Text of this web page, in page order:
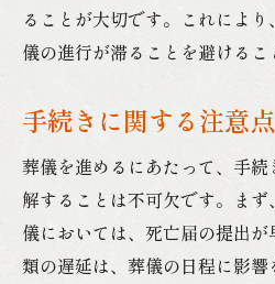
ることが大切です。これによ
儀の進行が滞ることを避けるこ
手続きに関する注意点
葬儀を進めるにあたって、手
解することは不可欠です。ま
儀においては、死亡届の提出
類の遅延は、葬儀の日程に影響